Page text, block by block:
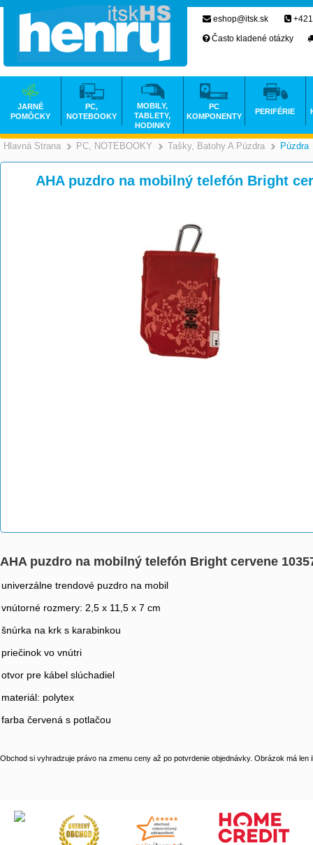
Hlavná Strana >
PC, NOTEBOOKY >
Tašky, Batohy A Púzdra Púzdra
AHA puzdro na mobilný telefón Bright
AHA puzdro na mobilný telefón Bright cervene
univerzálne trendové puzdro na mobil
vnútorné rozmery: 2,5 x 11,5 x 7 cm
šnúrka na krk s karabinkou
priečinok vo vnútri
otvor pre kábel slúchadiel
materiál: polytex
farba červená s potlačou
Obchod si vyhradzuje právo na zmenu ceny až po potvrdenie objednávky. Obrázok má len
eshop@itsk.sk
Často kladené otázky
JARNÉ
POMÔCKY
PC,
NOTEBOOKY
MOBILY,
TABLETY,
HODINKY
PC
KOMPONENTY
PERIFÉRIE